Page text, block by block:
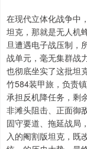
在现代立体化战争中
坦克，那就是无人机
旦遭遇电子战压制，
战单元，毫无集群战
也彻底坐实了这批坦
竹584装甲旅，负责
承担反机降任务，剩
非滩头阻击、正面御
固守要道、拖延战局
入的阉割版坦克，既